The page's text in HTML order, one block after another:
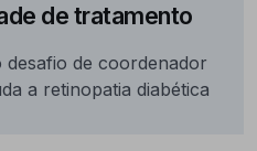
de tratamento
desafio de coordenador
a retinopatia diabética